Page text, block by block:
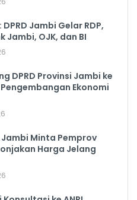
Jambi Gelar RDP,
Jambi, OJK, dan BI
DPRD Provinsi Jambi ke
Ekonomi
Jambi Minta Pemprov
Harga Jelang